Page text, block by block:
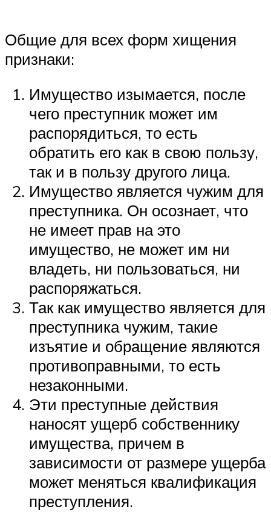
Общие для всех форм хищения
признаки:
Имущество изымается, после
чего преступник может им
распорядиться, то есть
обратить его как в свою пользу,
так и в пользу другого лица.
Имущество является чужим для
преступника. Он осознает, что
не имеет прав на это
имущество, не может им ни
владеть, ни пользоваться, ни
распоряжаться.
Так как имущество является для
преступника чужим, такие
изъятие и обращение являются
противоправными, то есть
незаконными.
Эти преступные действия
наносят ущерб собственнику
имущества, причем в
зависимости от размере ущерба
может меняться квалификация
преступления.